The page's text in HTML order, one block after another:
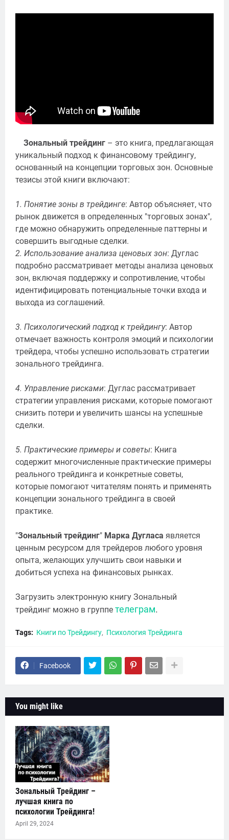
Зональный трейдинг – это книга, предлагающая
уникальный подход к финансовому трейдингу,
основанный на концепции торговых зон. Основные
тезисы этой книги включают:
1. Понятие зоны в трейдинге: Автор объясняет, что
рынок движется в определенных "торговых зонах",
где можно обнаружить определенные паттерны и
совершить выгодные сделки.
2. Использование анализа ценовых зон: Дуглас
подробно рассматривает методы анализа ценовых
зон, включая поддержку и сопротивление, чтобы
идентифицировать потенциальные точки входа и
выхода из соглашений.
3. Психологический подход к трейдингу: Автор
отмечает важность контроля эмоций и психологии
трейдера, чтобы успешно использовать стратегии
зонального трейдинга.
4. Управление рисками: Дуглас рассматривает
стратегии управления рисками, которые помогают
снизить потери и увеличить шансы на успешные
сделки.
5. Практические примеры и советы: Книга
содержит многочисленные практические примеры
реального трейдинга и конкретные советы,
которые помогают читателям понять и применять
концепции зонального трейдинга в своей
практике.
"Зональный трейдинг" Марка Дугласа является
ценным ресурсом для трейдеров любого уровня
опыта, желающих улучшить свои навыки и
добиться успеха на финансовых рынках.
Загрузить электронную книгу Зональный
трейдинг можно в группе телеграм.
Tags: Книги по Трейдингу Психология Трейдинга
Facebook
You might like
Зональный Трейдинг –
лучшая книга по
психологии Трейдинга!
April 29, 2024